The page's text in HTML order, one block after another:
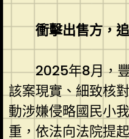
衝擊出售方，
2025年8月，
該案現實、細致核
動涉嫌侵略國民小
重，依法向法院提起